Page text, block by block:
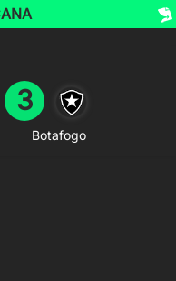
3
Botafogo